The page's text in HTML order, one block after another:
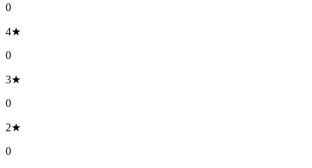
0
4★
0
3★
0
2★
0